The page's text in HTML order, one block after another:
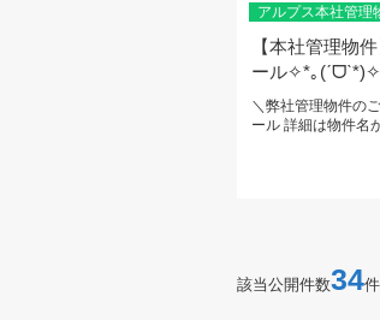
アルプス本社管理
【本社管理物
ール✧*｡
＼弊社管理物件の
ール 詳細は物件名
該当公開件数34件